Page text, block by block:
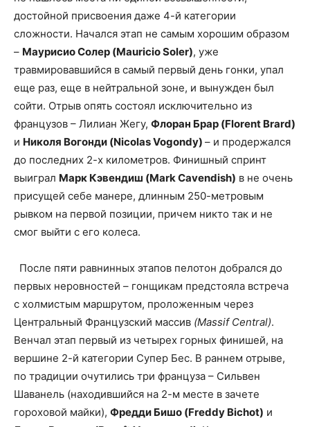
достойной присвоения даже 4-й категории
сложности. Начался этап не самым хорошим образом
– Маурисио Солер (Mauricio Soler), уже
травмировавшийся в самый первый день гонки, упал
еще раз, еще в нейтральной зоне, и вынужден был
сойти. Отрыв опять состоял исключительно из
французов – Лилиан Жегу, Флоран Брар (Florent Brard)
и Николя Вогонди (Nicolas Vogondy) – и продержался
до последних 2-х километров. Финишный спринт
выиграл Марк Кэвендиш (Mark Cavendish) в не очень
присущей себе манере, длинным 250-метровым
рывком на первой позиции, причем никто так и не
смог выйти с его колеса.
После пяти равнинных этапов пелотон добрался до
первых неровностей – гонщикам предстояла встреча
с холмистым маршрутом, проложенным через
Центральный Французский массив (Massif Central).
Венчал этап первый из четырех горных финишей, на
вершине 2-й категории Супер Бес. В раннем отрыве,
по традиции очутились три француза – Сильвен
Шаванель (находившийся на 2-м месте в зачете
гороховой майки), Фредди Бишо (Freddy Bichot) и